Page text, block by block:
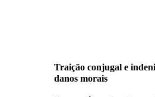
Traição conjugal e
danos morais